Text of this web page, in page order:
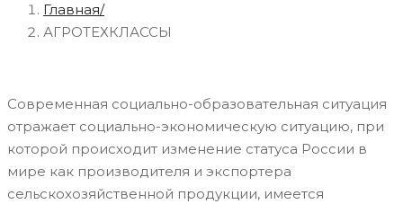
Главная
АГРОТЕХКЛАССЫ
Современная социально-образовательная ситуация
отражает социально-экономическую ситуацию, при
которой происходит изменение статуса России в
мире как производителя и экспортера
сельскохозяйственной продукции, имеется